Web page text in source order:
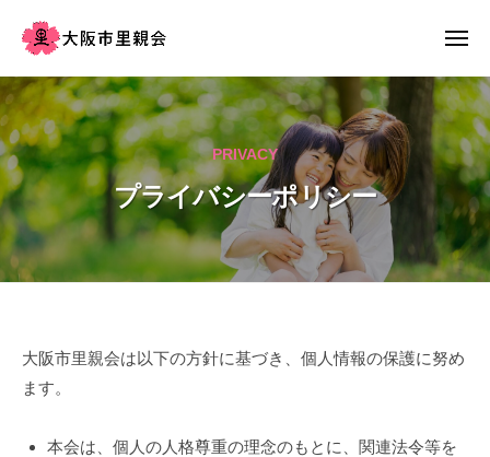
テ
ン
ツ
へ
ス
キ
ッ
プ
大
阪
市
里
親
会
す
べ
て
の
子
た
メ
ー
PRIVACY
プライバシーポリシー
プ
ラ
イ
大阪市里親会は以下の方針に基づき、個人情報の保護に努め
ます。
本会は、個人の人格尊重の理念のもとに、関連法令等を
阪
市
里
親
会